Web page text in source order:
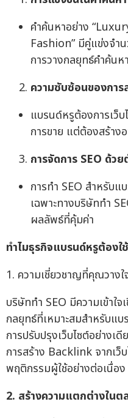
คำค้นหาอย่าง
Fashion” มีคู่แข่งจำ
การวางกลยุทธ์คำค้น
ความซับซ้อนของกา
แบรนด์หรูต้องการเว็
การขาย แต่ต้องสร้าง
การจัดการ SEO ด้ว
การทำ SEO สำหรับ
เฉพาะทางบริษัททำ
ผลลัพธ์ที่คุ้มค่า
ทำไมธุรกิจแบรนด์หรูต้องใ
1. ความเชี่ยวชาญที่คุณวางใ
บริษัททำ SEO มีความเข้าใ
กลยุทธ์ที่เหมาะสมสำหรับแ
การปรับปรุงเว็บไซต์อย่างเ
การสร้าง Backlink จากเว็
พฤติกรรมผู้ใช้อย่างต่อเนื่อง
2. สร้างความแตกต่างใน